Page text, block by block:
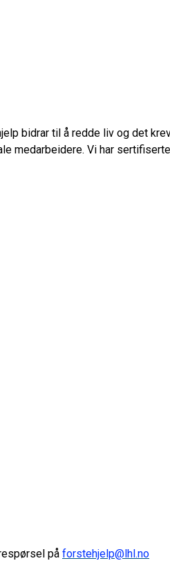
bidrar til å redde liv og det
medarbeidere. Vi har
på forstehjelp@lhl.no